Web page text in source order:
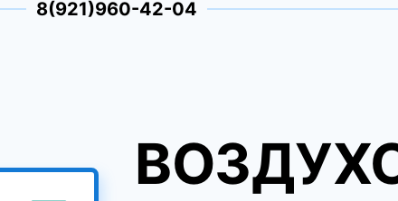
8(921)960-42-04